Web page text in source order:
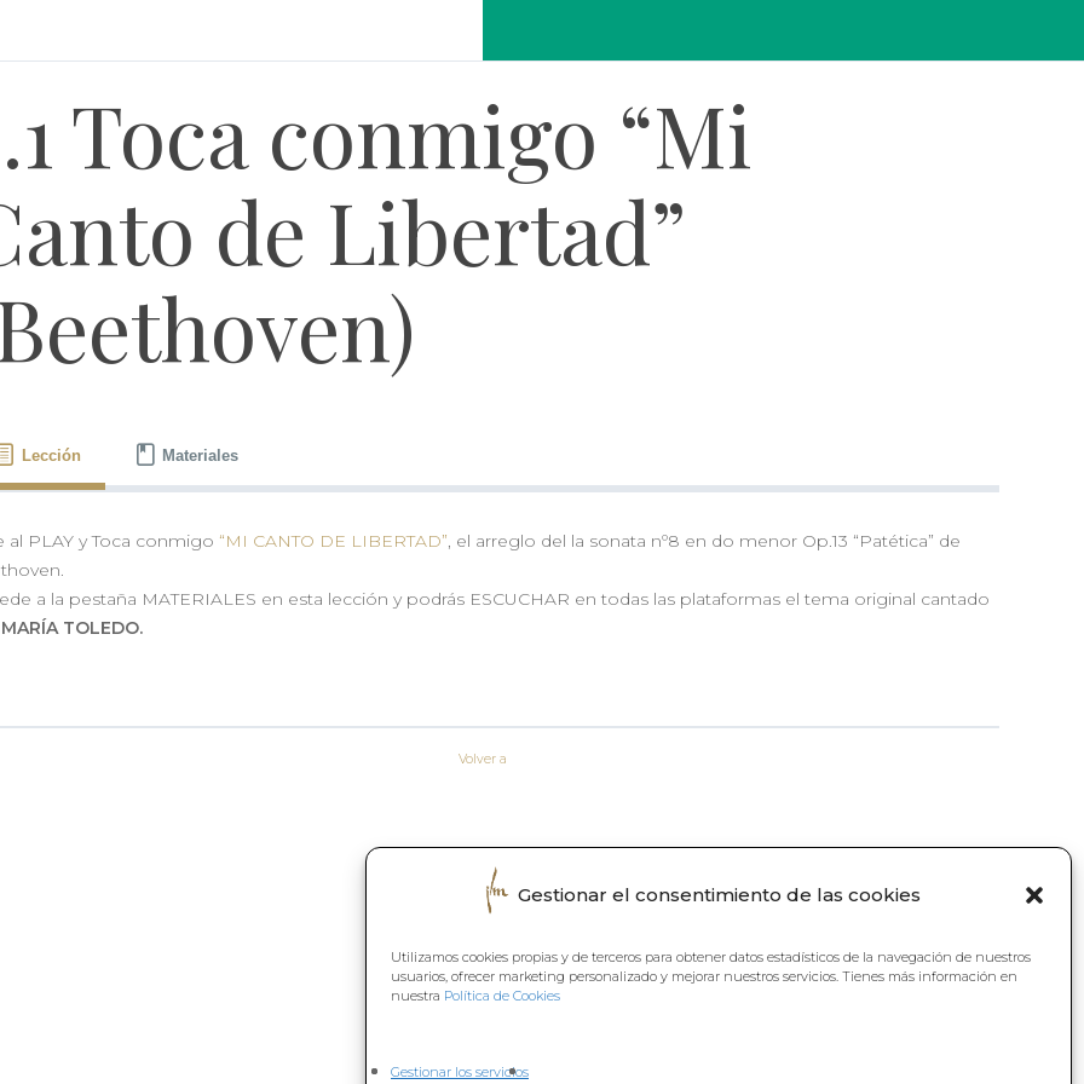
Gestionar el consentimiento de las cookies
Utilizamos cookies propias y de terceros para obtener datos estadísticos de la navegación de nuestros
usuarios, ofrecer marketing personalizado y mejorar nuestros servicios. Tienes más información en
nuestra Política de Cookies
Gestionar los servicios
Toca conmigo “Mi
de Libertad”
Lección Materiales
al PLAY y Toca conmigo “MI CANTO DE LIBERTAD”, el arreglo del la sonata nº8 en do menor Op.13 “Patética” de
a la pestaña MATERIALES en esta lección y podrás ESCUCHAR en todas las plataformas el tema original cantado
MARÍA TOLEDO.
Volver a